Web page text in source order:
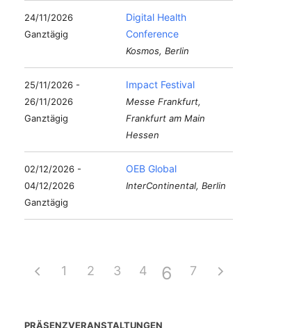
24/11/2026
Ganztägig
Digital Health
Conference
Kosmos, Berlin
25/11/2026 -
26/11/2026
Ganztägig
Impact Festival
Messe Frankfurt,
Frankfurt am Main
Hessen
02/12/2026 -
04/12/2026
Ganztägig
OEB Global
InterContinental, Berlin
1 2 3 4 5
6 7
PRÄSENZVERANSTALTUNGEN